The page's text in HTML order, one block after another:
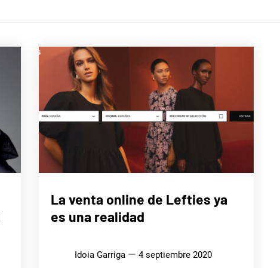
STYLE
La venta online de Lefties ya
es una realidad
Idoia Garriga 4 septiembre 2020